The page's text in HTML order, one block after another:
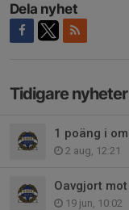
Dela nyhet
Tidigare nyheter
1 poäng i
2 aug, 12:21
Oavgjort
19 jun, 10:02